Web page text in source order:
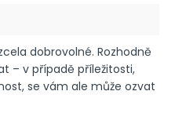
dobrovolné. Rozhodně
– v případě příležitosti,
se vám ale může ozvat